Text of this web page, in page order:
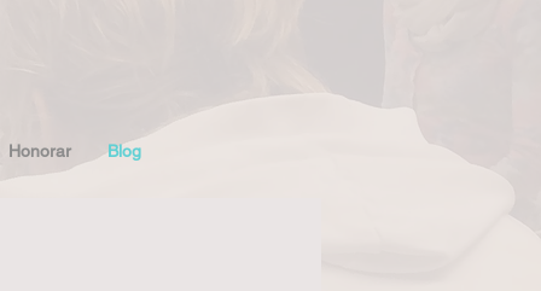
Honorar Blog